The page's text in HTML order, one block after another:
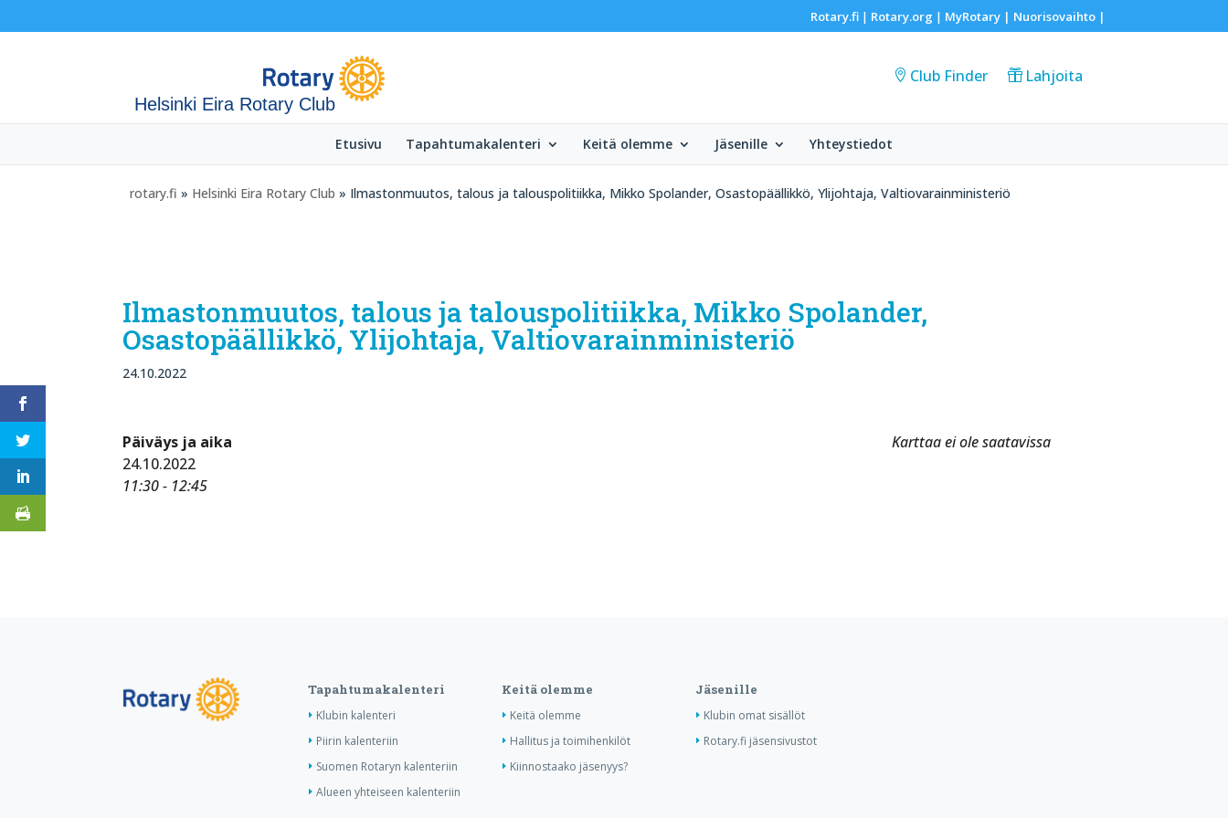
Rotary.fi| Rotary.org | MyRotary | Nuorisovaihto|
Helsinki Eira Rotary Club
Club Finder Lahjoita
Etusivu Tapahtumakalenteri Keitä olemme Jäsenille Yhteystiedot
rotary.fi » Helsinki Eira Rotary Club » Ilmastonmuutos, talous ja talouspolitiikka, Mikko Spolander, Osastopäällikkö, Ylijohtaja, Valtiovarainministeriö
Ilmastonmuutos, talous ja talouspolitiikka, Mikko Spolander,
Osastopäällikkö, Ylijohtaja, Valtiovarainministeriö
24.10.2022
Karttaa ei ole saatavissa
Päiväys ja aika
24.10.2022
11:30 - 12:45
Tapahtumakalenteri
Klubin kalenteri
Piirin kalenteriin
Suomen Rotaryn kalenteriin
Alueen yhteiseen kalenteriin
Keitä olemme
Keitä olemme
Hallitus ja toimihenkilöt
Kiinnostaako jäsenyys?
Jäsenille
Klubin omat sisällöt
Rotary.fi jäsensivustot